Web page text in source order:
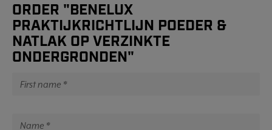
ORDER "BENELUX
PRAKTIJKRICHTLIJN POEDER &
NATLAK OP VERZINKTE
ONDERGRONDEN"